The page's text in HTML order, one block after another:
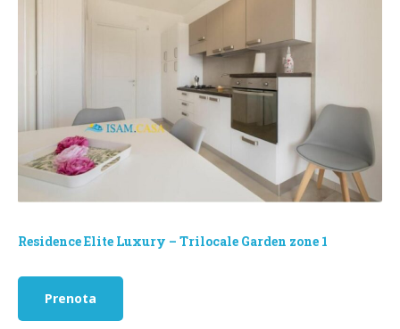
Residence Elite Luxury – Trilocale Garden zone 1
Prenota